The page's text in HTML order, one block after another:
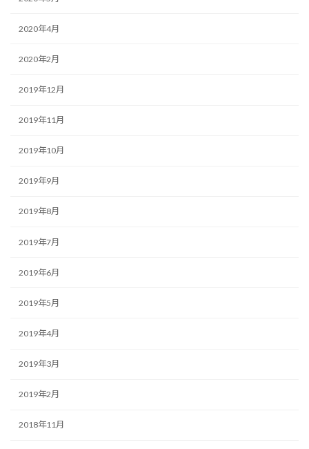
2020年4月
2020年2月
2019年12月
2019年11月
2019年10月
2019年9月
2019年8月
2019年7月
2019年6月
2019年5月
2019年4月
2019年3月
2019年2月
2018年11月